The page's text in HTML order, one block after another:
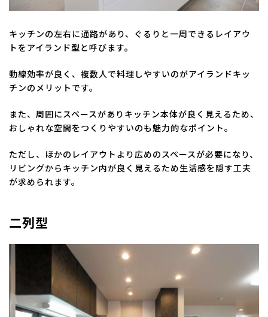
キッチンの左右に通路があり、ぐるりと一周できるレイアウ
トをアイランド型と呼びます。
動線効率が良く、複数人で料理しやすいのがアイランドキッ
チンのメリットです。
また、周囲にスペースがありキッチン本体が良く見えるため、
おしゃれな空間をつくりやすいのも魅力的なポイント。
ただし、ほかのレイアウトより広めのスペースが必要になり、
リビングからキッチン内が良く見えるため生活感を隠す工夫
が求められます。
二列型